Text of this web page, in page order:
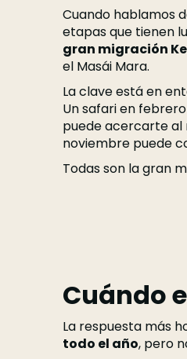
Cuando hablamos
etapas que tienen
gran migración
el Masái Mara.
La clave está en
Un safari en
puede acercarte al
noviembre puede
Todas son la gran
Cuándo
La respuesta más
todo el año, pero